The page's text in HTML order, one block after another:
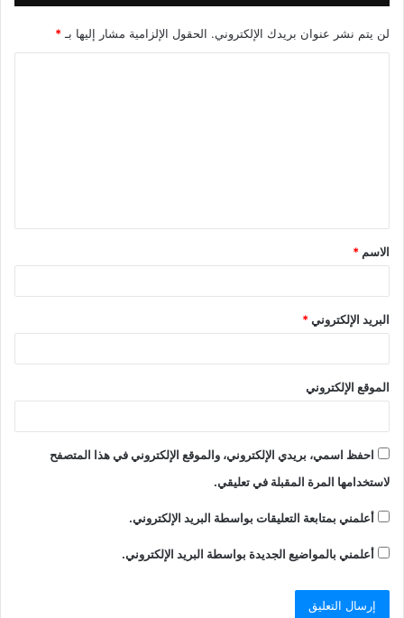
لن يتم نشر عنوان بريدك الإلكتروني. الحقول الإلزامية مشار إليها بـ *
الاسم *
البريد الإلكتروني*
الموقع الإلكتروني
احفظ اسمي، بريدي الإلكتروني، والموقع الإلكتروني في هذا المتصفح
لاستخدامها المرة المقبلة في تعليقي.
أعلمني بمتابعة التعليقات بواسطة البريد الإلكتروني.
أعلمني بالمواضيع الجديدة بواسطة البريد الإلكتروني.